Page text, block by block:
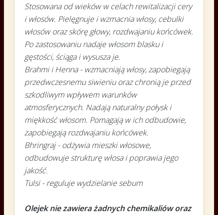
Stosowana od wieków w celach rewitalizacji cery
i włosów. Pielęgnuje i wzmacnia włosy, cebulki
włosów oraz skórę głowy, rozdwajaniu końcówek.
Po zastosowaniu nadaje włosom blasku i
gęstości, ściąga i wysusza je.
Brahmi i Henna - wzmacniają włosy, zapobiegają
przedwczesnemu siwieniu oraz chronią je przed
szkodliwym wpływem warunków
atmosferycznych. Nadają naturalny połysk i
miękkość włosom. Pomagają w ich odbudowie,
zapobiegają rozdwajaniu końcówek.
Bhringraj - odżywia mieszki włosowe,
odbudowuje strukturę włosa i poprawia jego
jakość.
Tulsi - reguluje wydzielanie sebum
Olejek nie zawiera żadnych chemikaliów oraz